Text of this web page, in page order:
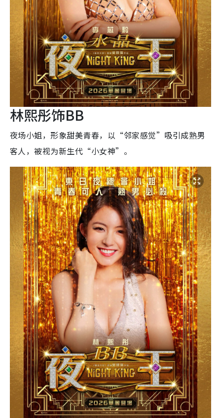
林熙彤饰BB
夜场小姐，形象甜美青春，以“邻家感觉”吸引成熟男
客人，被视为新生代“小女神”。